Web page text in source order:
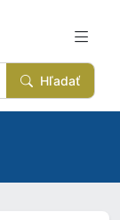
Hľadať